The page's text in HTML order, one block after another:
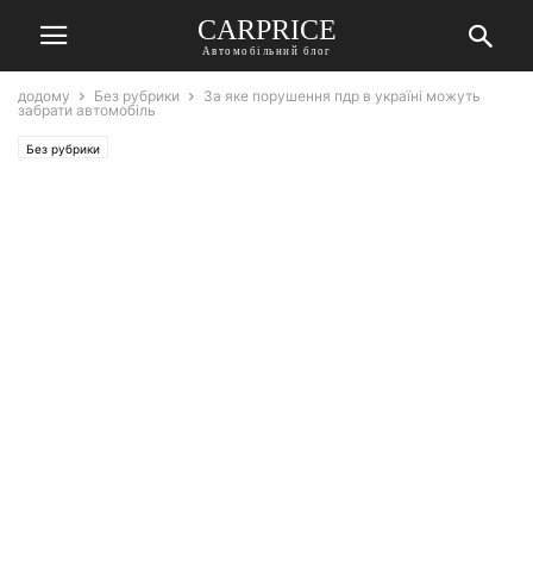
СARPRICE
Автомобільний блог
додому Без рубрики
За яке порушення пдр в україні можуть
забрати автомобіль
Без рубрики